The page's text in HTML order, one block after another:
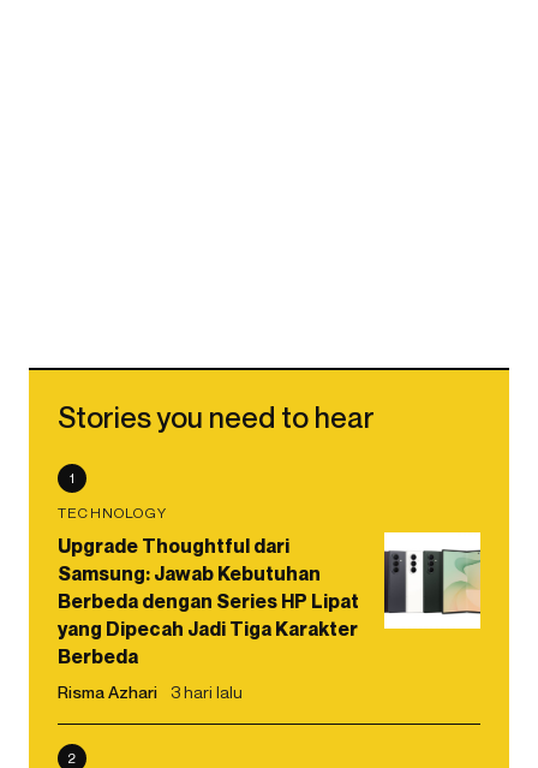
Stories you need to hear
1
TECHNOLOGY
Upgrade Thoughtful dari
Samsung: Jawab Kebutuhan
Berbeda dengan Series HP Lipat
yang Dipecah Jadi Tiga Karakter
Berbeda
Risma Azhari 3 hari lalu
2